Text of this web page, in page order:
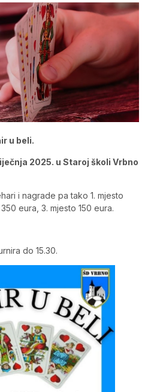
u beli.
2025. u Staroj školi Vrbno
i nagrade pa tako 1. mjesto
eura, 3. mjesto 150 eura.
do 15.30.